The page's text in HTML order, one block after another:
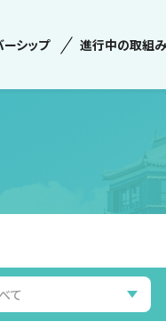
ーシップ 進行中の取組み